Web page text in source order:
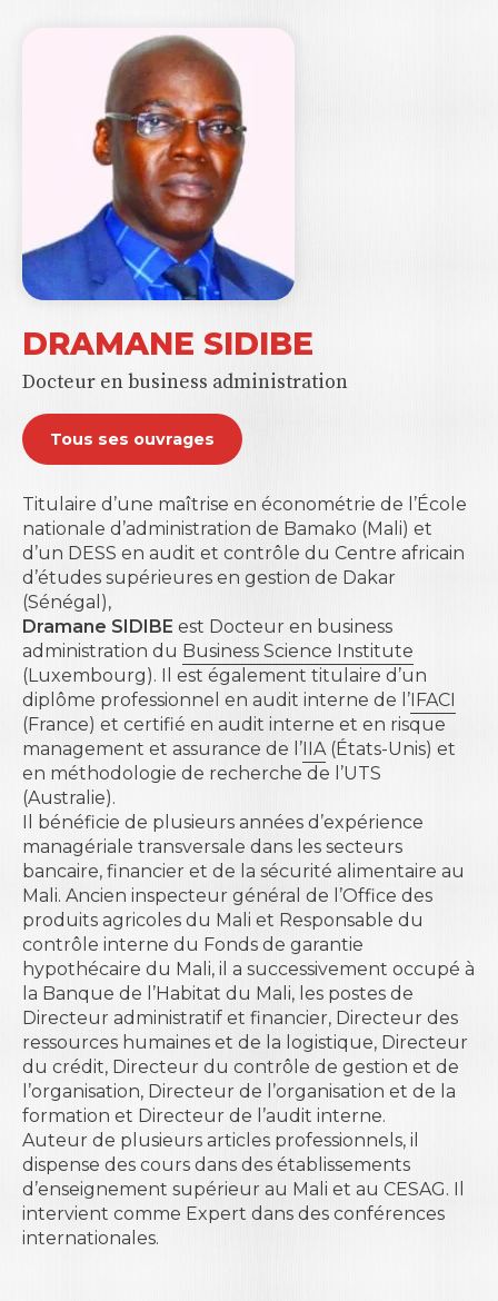
DRAMANE SIDIBE
Docteur en business administration
Tous ses ouvrages
Titulaire d’une maîtrise en économétrie de l’École
nationale d’administration de Bamako (Mali) et
d’un DESS en audit et contrôle du Centre africain
d’études supérieures en gestion de Dakar
(Sénégal),
Dramane SIDIBE est Docteur en business
administration du Business Science Institute
(Luxembourg). Il est également titulaire d’un
diplôme professionnel en audit interne de l’ IFACI
(France) et certifié en audit interne et en risque
management et assurance de l’ IIA(États-Unis) et
en méthodologie de recherche de l’UTS
(Australie).
Il bénéficie de plusieurs années d’expérience
managériale transversale dans les secteurs
bancaire, financier et de la sécurité alimentaire au
Mali. Ancien inspecteur général de l’Office des
produits agricoles du Mali et Responsable du
contrôle interne du Fonds de garantie
hypothécaire du Mali, il a successivement occupé à
la Banque de l’Habitat du Mali, les postes de
Directeur administratif et financier, Directeur des
ressources humaines et de la logistique, Directeur
du crédit, Directeur du contrôle de gestion et de
l’organisation, Directeur de l’organisation et de la
formation et Directeur de l’audit interne.
Auteur de plusieurs articles professionnels, il
dispense des cours dans des établissements
d’enseignement supérieur au Mali et au CESAG. Il
intervient comme Expert dans des conférences
internationales.